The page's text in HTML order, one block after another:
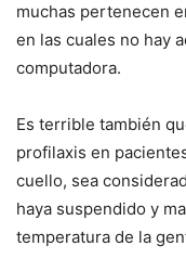
muchas pertenecen
en las cuales no hay
computadora.
Es terrible también
profilaxis en
cuello, sea
haya suspendido y
temperatura de la